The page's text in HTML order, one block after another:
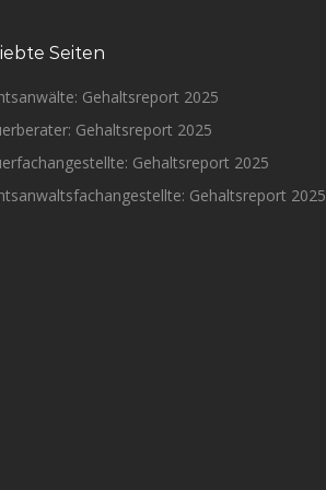
Seiten
Gehaltsreport 2025
Gehaltsreport 2025
Gehaltsreport 2025
Gehaltsreport 2025